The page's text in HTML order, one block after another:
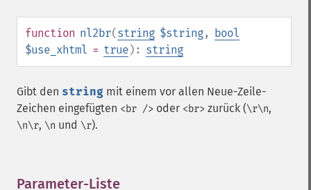
function nl2br(string $string, bool
$use_xhtml = true): string
Gibt den string mit einem vor allen Neue-Zeile-
Zeichen eingefügten <br /> oder <br> zurück (\r\n,
\n\r, \n und \r).
Parameter-Liste